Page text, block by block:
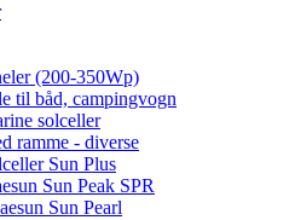
(200-350Wp)
til båd, campingvogn
solceller
ramme - diverse
Sun Plus
Sun Peak SPR
Sun Pearl